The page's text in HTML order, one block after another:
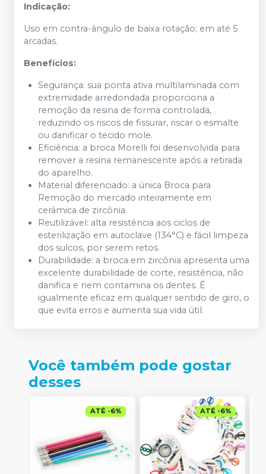
Indicação:
Uso em contra-ângulo de baixa rotação; em até 5
arcadas.
Benefícios:
Segurança: sua ponta ativa multilaminada com
extremidade arredondada proporciona a
remoção da resina de forma controlada,
reduzindo os riscos de fissurar, riscar o esmalte
ou danificar o tecido mole.
Eficiência: a broca Morelli foi desenvolvida para
remover a resina remanescente após a retirada
do aparelho.
Material diferenciado: a única Broca para
Remoção do mercado inteiramente em
cerâmica de zircônia.
Reutilizável: alta resistência aos ciclos de
esterilização em autoclave (134°C) e fácil limpeza
dos sulcos, por serem retos.
Durabilidade: a broca em zircônia apresenta uma
excelente durabilidade de corte, resistência, não
danifica e nem contamina os dentes. É
igualmente eficaz em qualquer sentido de giro, o
que evita erros e aumenta sua vida útil.
Você também pode gostar
desses
ATÉ -6% ATÉ -6%